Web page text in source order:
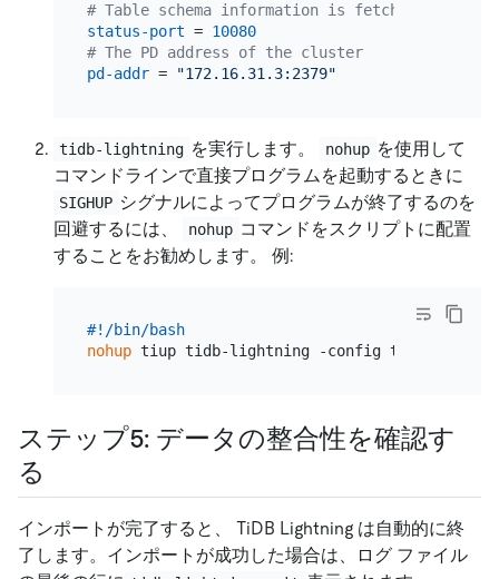
# Table schema information is fetched from
status-port = 10080
# The PD address of the cluster
pd-addr = "172.16.31.3:2379"
tidb-lightning を実行します。 nohup を使用して
コマンドラインで直接プログラムを起動するときに
SIGHUP シグナルによってプログラムが終了するのを
回避するには、
nohup コマンドをスクリプトに配置
することをお勧めします。 例:
#!/bin/bash
nohup
ステップ5: データの整合性を確認す
る
インポートが完了すると、 TiDB Lightning は自動的に終
了します。インポートが成功した場合は、ログ ファイル